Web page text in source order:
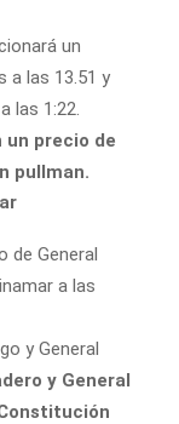
un
a las 13.51 y
las 1:22.
un precio de
pullman.
de General
a las
y General
y General